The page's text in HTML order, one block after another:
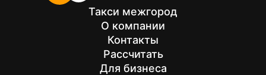
Такси межгород
О компании
Контакты
Рассчитать
Для бизнеса